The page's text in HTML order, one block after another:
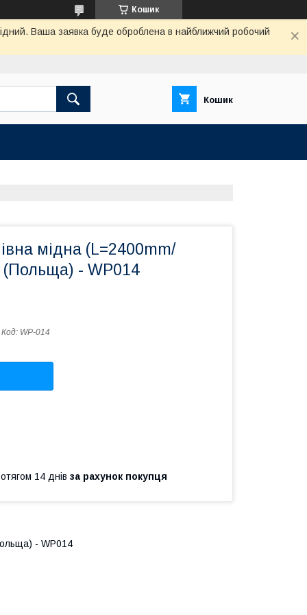
Кошик
Ваша заявка буде оброблена в найближчий робочий
Кошик
мідна (L=2400mm/
- WP014
Код: WP-014
14 днів за рахунок покупця
- WP014